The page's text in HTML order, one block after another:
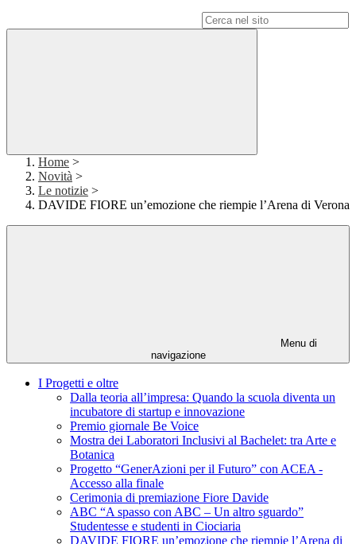
Home >
Novità >
Le notizie >
DAVIDE FIORE un’emozione che riempie l’Arena di Verona
Menu di
navigazione
I Progetti e oltre
Dalla teoria all’impresa: Quando la scuola diventa un
incubatore di startup e innovazione
Premio giornale Be Voice
Mostra dei Laboratori Inclusivi al Bachelet: tra Arte e
Botanica
Progetto “GenerAzioni per il Futuro” con ACEA -
Accesso alla finale
Cerimonia di premiazione Fiore Davide
ABC “A spasso con ABC – Un altro sguardo”
Studentesse e studenti in Ciociaria
DAVIDE FIORE un’emozione che riempie l’Arena di